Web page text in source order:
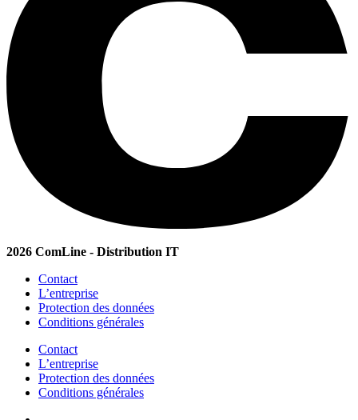
2026 ComLine - Distribution IT
Contact
L’entreprise
Protection des données
Conditions générales
Contact
L’entreprise
Protection des données
Conditions générales